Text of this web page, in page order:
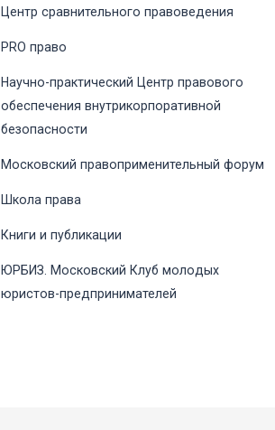
Центр сравнительного правоведения
PRO право
Научно-практический Центр правового
обеспечения внутрикорпоративной
безопасности
Московский правоприменительный форум
Школа права
Книги и публикации
ЮРБИЗ. Московский Клуб молодых
юристов-предпринимателей